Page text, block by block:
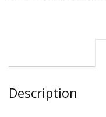
Description